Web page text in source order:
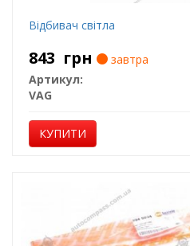
Відбивач світла
843 грн
завтра
Артикул:
VAG
КУПИТИ